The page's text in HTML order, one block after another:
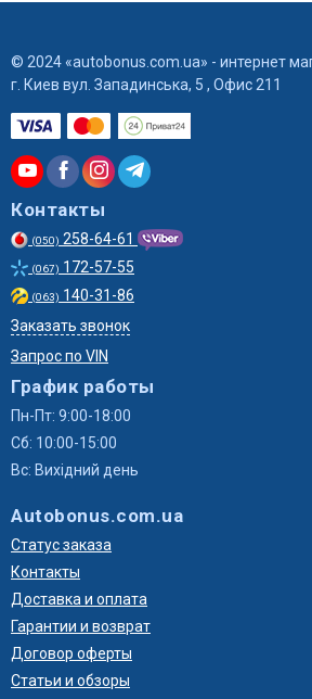
© 2024 «autobonus.com.ua» - интернет
г. Киев вул. Западинська, 5 , Офис 211
Контакты
(050) 258-64-61
(067) 172-57-55
(063) 140-31-86
Заказать звонок
Запрос по VIN
График работы
Пн-Пт: 9:00-18:00
Сб: 10:00-15:00
Вс: Вихідний день
Autobonus.com.ua
Статус заказа
Контакты
Доставка и оплата
Гарантии и возврат
Договор оферты
Статьи и обзоры